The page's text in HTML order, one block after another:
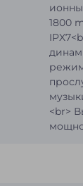
1800
<br>